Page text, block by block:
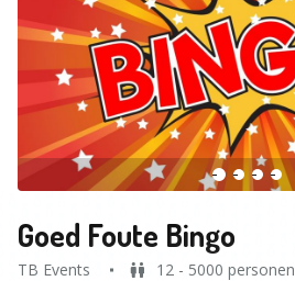
Goed Foute Bingo
TB Events 12 - 5000 personen